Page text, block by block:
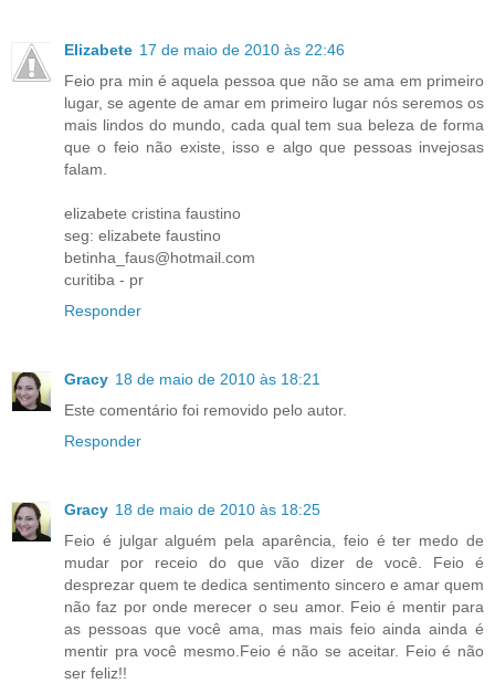
Elizabete 17 de maio de 2010 às 22:46
Feio pra min é aquela pessoa que não se ama em primeiro
lugar, se agente de amar em primeiro lugar nós seremos os
mais lindos do mundo, cada qual tem sua beleza de forma
que o feio não existe, isso e algo que pessoas invejosas
falam.
elizabete cristina faustino
seg: elizabete faustino
betinha_faus@hotmail.com
curitiba - pr
Responder
Gracy 18 de maio de 2010 às 18:21
Este comentário foi removido pelo autor.
Responder
Gracy 18 de maio de 2010 às 18:25
Feio é julgar alguém pela aparência, feio é ter medo de
mudar por receio do que vão dizer de você. Feio é
desprezar quem te dedica sentimento sincero e amar quem
não faz por onde merecer o seu amor. Feio é mentir para
as pessoas que você ama, mas mais feio ainda ainda é
mentir pra você mesmo.Feio é não se aceitar. Feio é não
ser feliz!!